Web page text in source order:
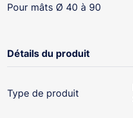
Pour mâts Ø 40 à 90
Détails du produit
Type de produit